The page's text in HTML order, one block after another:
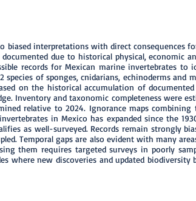
biased interpretations with direct consequences
due to historical physical, economic
records for Mexican marine invertebrates to
of sponges, cnidarians, echinoderms and
on the historical accumulation of
Inventory and taxonomic completeness were
relative to 2024. Ignorance maps combining
in Mexico has expanded since the
as well-surveyed. Records remain strongly
Temporal gaps are also evident with many
them requires targeted surveys in poorly
where new discoveries and updated biodiversity